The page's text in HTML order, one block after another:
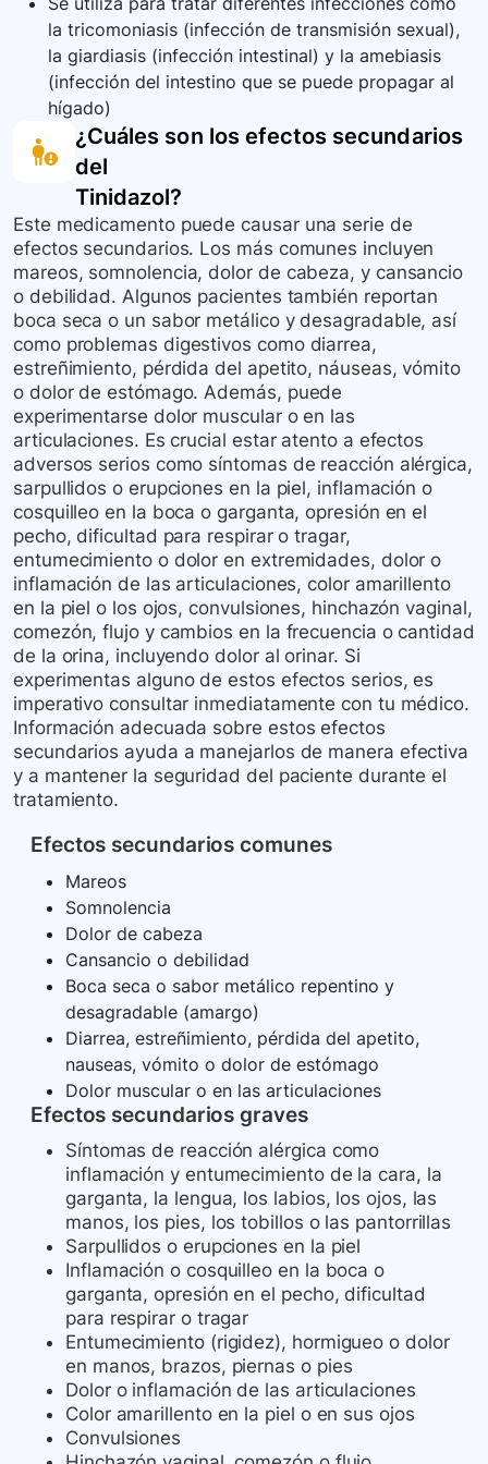
alcohol.
la tricomoniasis (infección de transmisión sexual),
la giardiasis (infección intestinal) y la amebiasis
(infección del intestino que se puede propagar al
hígado)
¿Cuáles son los efectos secundarios
del
Tinidazol?
Este medicamento puede causar una serie de
efectos secundarios. Los más comunes incluyen
mareos, somnolencia, dolor de cabeza, y cansancio
o debilidad. Algunos pacientes también reportan
boca seca o un sabor metálico y desagradable, así
como problemas digestivos como diarrea,
estreñimiento, pérdida del apetito, náuseas, vómito
o dolor de estómago. Además, puede
experimentarse dolor muscular o en las
articulaciones. Es crucial estar atento a efectos
adversos serios como síntomas de reacción alérgica,
sarpullidos o erupciones en la piel, inflamación o
cosquilleo en la boca o garganta, opresión en el
pecho, dificultad para respirar o tragar,
entumecimiento o dolor en extremidades, dolor o
inflamación de las articulaciones, color amarillento
en la piel o los ojos, convulsiones, hinchazón vaginal,
comezón, flujo y cambios en la frecuencia o cantidad
de la orina, incluyendo dolor al orinar. Si
experimentas alguno de estos efectos serios, es
imperativo consultar inmediatamente con tu médico.
Información adecuada sobre estos efectos
secundarios ayuda a manejarlos de manera efectiva
y a mantener la seguridad del paciente durante el
tratamiento.
Efectos secundarios comunes
Mareos
Somnolencia
Dolor de cabeza
Cansancio o debilidad
Boca seca o sabor metálico repentino y
desagradable (amargo)
Diarrea, estreñimiento, pérdida del apetito,
nauseas, vómito o dolor de estómago
Dolor muscular o en las articulaciones
Efectos secundarios graves
Síntomas de reacción alérgica como
inflamación y entumecimiento de la cara, la
garganta, la lengua, los labios, los ojos, las
manos, los pies, los tobillos o las pantorrillas
Sarpullidos o erupciones en la piel
Inflamación o cosquilleo en la boca o
garganta, opresión en el pecho, dificultad
para respirar o tragar
Entumecimiento (rigidez), hormigueo o dolor
en manos, brazos, piernas o pies
Dolor o inflamación de las articulaciones
Color amarillento en la piel o en sus ojos
Convulsiones